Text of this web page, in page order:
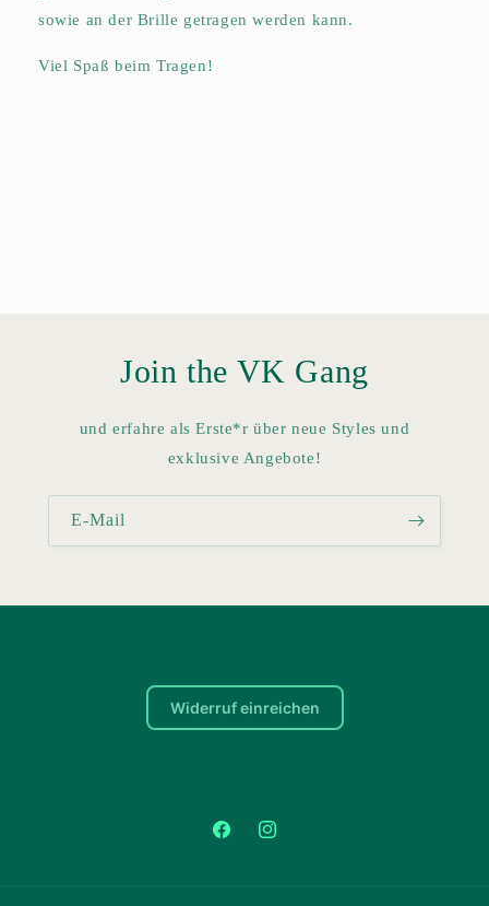
sowie an der Brille getragen werden kann.
Viel Spaß beim Tragen!
Join the VK Gang
und erfahre als Erste*r über neue Styles und
exklusive Angebote!
E-Mail
Widerruf einreichen
FacebookInstagram